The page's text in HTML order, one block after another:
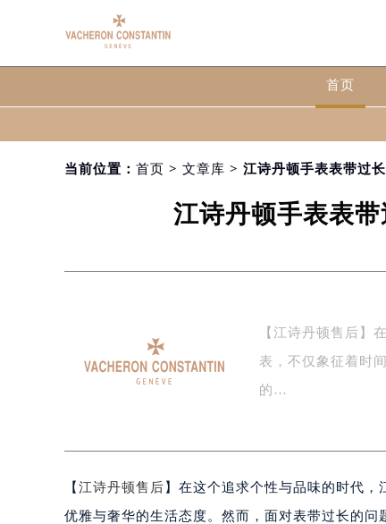
首页
当前位置： 首页 > 文章库 > 江诗丹顿手表表带过
江诗丹顿手表表
【江诗丹顿售后】
表，不仅象征着时
的…
【 江诗丹顿售后 】在这个追求个性与品味的时代
优雅与奢华的生活态度。然而，面对表带过长的